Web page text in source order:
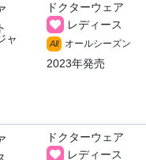
ャ
ドクターウェア
レディース
All オールシーズン
2023年発売
ドクターウェア
レディース